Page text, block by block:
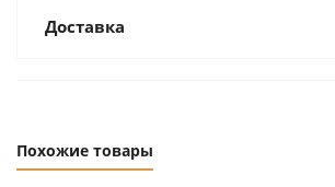
Доставка
Похожие товары